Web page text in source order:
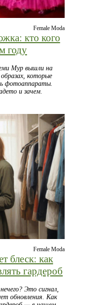
Female Moda
кто кого
году
Мур вышли на
которые
фотоаппараты.
и зачем.
Female Moda
блеск: как
гардероб
Это сигнал,
обновления. Как